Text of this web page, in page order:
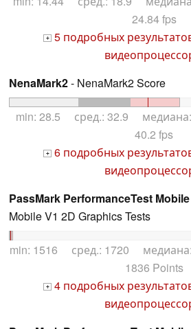
24.84 fps
+ 5 подробных
NenaMark2- NenaMark2 Score
min: 28.5 сред.: 32.9 медиана:
40.2 fps
+ 6 подробных
PassMark PerformanceTest Mobile
Mobile V1 2D Graphics Tests
min: 1516 сред.: 1720 медиана:
1836 Points
+ 4 подробных